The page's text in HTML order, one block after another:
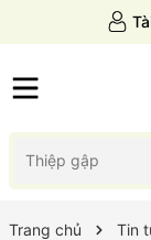
Trang chủ Tin